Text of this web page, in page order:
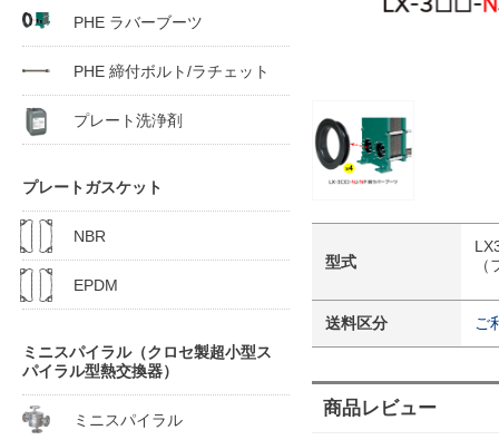
型式
送料区分 ご
商品レビュー
PHE ラバーブーツ
PHE 締付ボルト/ラチェット
プレート洗浄剤
プレートガスケット
NBR
EPDM
ミニスパイラル（クロセ製超小型ス
パイラル型熱交換器）
ミニスパイラル